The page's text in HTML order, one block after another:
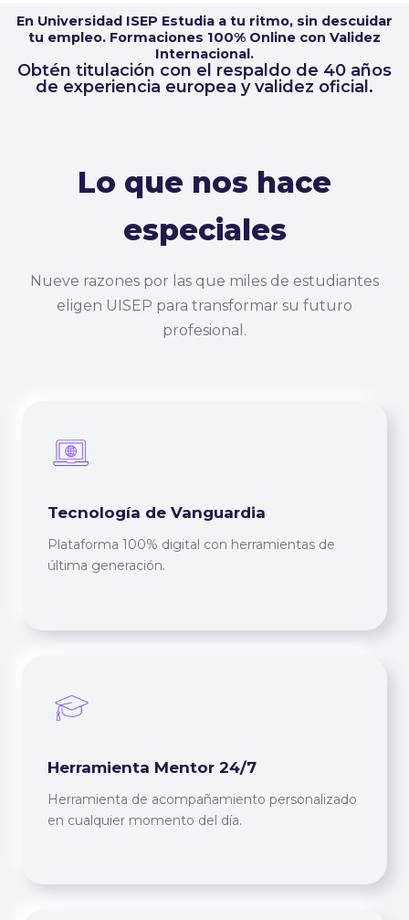
En Universidad ISEP Estudia a tu ritmo, sin descuidar
tu empleo. Formaciones 100% Online con Validez
Internacional.
Obtén titulación con el respaldo de 40 años
de experiencia europea y validez oficial.
Lo que nos hace
especiales
Nueve razones por las que miles de estudiantes
eligen UISEP para transformar su futuro
profesional.
Tecnología de Vanguardia
Plataforma 100% digital con herramientas de
última generación.
Herramienta Mentor 24/7
Herramienta de acompañamiento personalizado
en cualquier momento del día.